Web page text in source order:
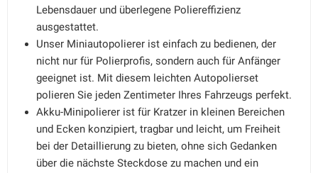
Lebensdauer und überlegene Poliereffizienz
ausgestattet.
Unser Miniautopolierer ist einfach zu bedienen, der
nicht nur für Polierprofis, sondern auch für Anfänger
geeignet ist. Mit diesem leichten Autopolierset
polieren Sie jeden Zentimeter Ihres Fahrzeugs perfekt.
Akku-Minipolierer ist für Kratzer in kleinen Bereichen
und Ecken konzipiert, tragbar und leicht, um Freiheit
bei der Detaillierung zu bieten, ohne sich Gedanken
über die nächste Steckdose zu machen und ein